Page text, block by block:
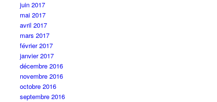
juin 2017
mai 2017
avril 2017
mars 2017
février 2017
janvier 2017
décembre 2016
novembre 2016
octobre 2016
septembre 2016